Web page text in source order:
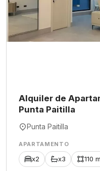
Alquiler de
Punta Paitilla
Punta Paitilla
APARTAMENTO
x2 x3 110